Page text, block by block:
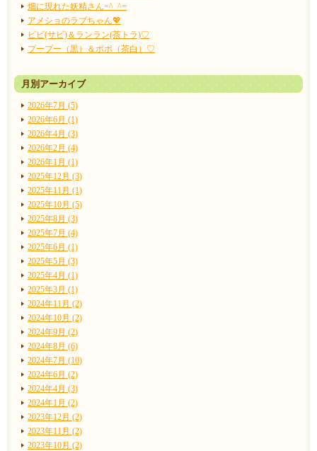
畑に現れた妖精さん=^_^=
アメショのラブちゃん💖
ビビ(サビ)＆ランラン(茶トラ)♡
プープー（黒）＆ポポ（茶白）♡
月別アーカイブ
2026年7月 (5)
2026年6月 (1)
2026年4月 (3)
2026年2月 (4)
2026年1月 (1)
2025年12月 (3)
2025年11月 (1)
2025年10月 (5)
2025年8月 (3)
2025年7月 (4)
2025年6月 (1)
2025年5月 (3)
2025年4月 (1)
2025年3月 (1)
2024年11月 (2)
2024年10月 (2)
2024年9月 (2)
2024年8月 (6)
2024年7月 (10)
2024年6月 (2)
2024年4月 (3)
2024年1月 (2)
2023年12月 (2)
2023年11月 (2)
2023年10月 (2)